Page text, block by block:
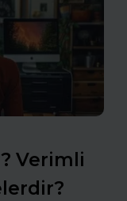
Verimli